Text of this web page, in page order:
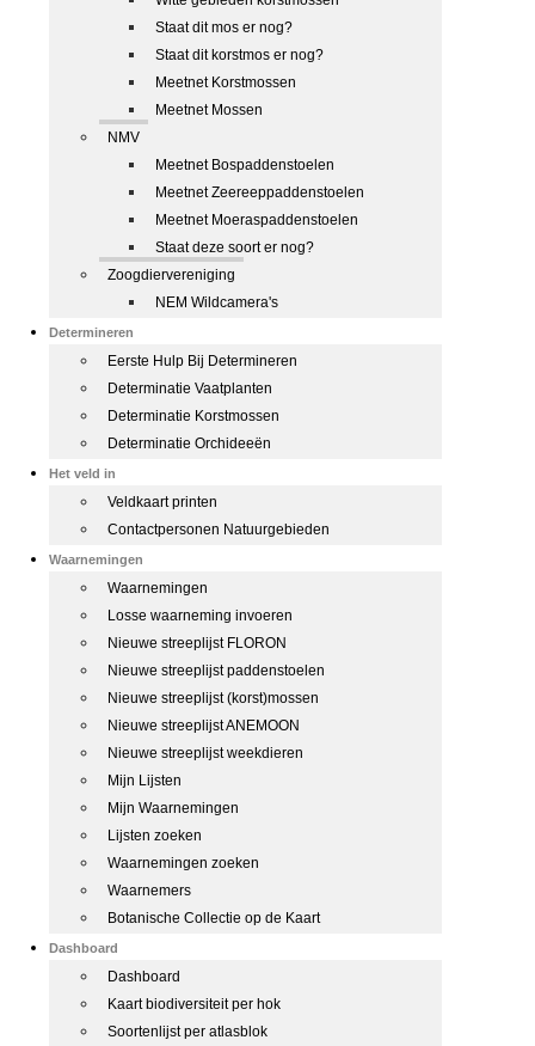
Staat dit mos er nog?
Staat dit korstmos er nog?
Meetnet Korstmossen
Meetnet Mossen
NMV
Meetnet Bospaddenstoelen
Meetnet Zeereeppaddenstoelen
Meetnet Moeraspaddenstoelen
Staat deze soort er nog?
Zoogdiervereniging
NEM Wildcamera's
Determineren
Eerste Hulp Bij Determineren
Determinatie Vaatplanten
Determinatie Korstmossen
Determinatie Orchideeën
Het veld in
Veldkaart printen
Contactpersonen Natuurgebieden
Waarnemingen
Waarnemingen
Losse waarneming invoeren
Nieuwe streeplijst FLORON
Nieuwe streeplijst paddenstoelen
Nieuwe streeplijst (korst)mossen
Nieuwe streeplijst ANEMOON
Nieuwe streeplijst weekdieren
Mijn Lijsten
Mijn Waarnemingen
Lijsten zoeken
Waarnemingen zoeken
Waarnemers
Botanische Collectie op de Kaart
Dashboard
Dashboard
Kaart biodiversiteit per hok
Soortenlijst per atlasblok